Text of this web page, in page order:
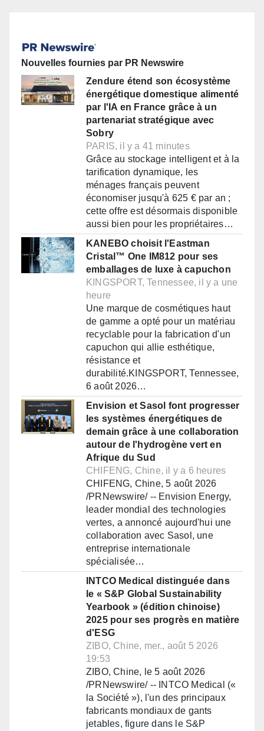
Nouvelles fournies par PR Newswire
Zendure étend son écosystème
énergétique domestique alimenté
par l'IA en France grâce à un
partenariat stratégique avec
Sobry
PARIS, il y a 41 minutes
Grâce au stockage intelligent et à la
tarification dynamique, les
ménages français peuvent
économiser jusqu'à 625 € par an ;
cette offre est désormais disponible
aussi bien pour les propriétaires…
KANEBO choisit l'Eastman
Cristal™ One IM812 pour ses
emballages de luxe à capuchon
KINGSPORT, Tennessee, il y a une
heure
Une marque de cosmétiques haut
de gamme a opté pour un matériau
recyclable pour la fabrication d'un
capuchon qui allie esthétique,
résistance et
durabilité.KINGSPORT, Tennessee,
6 août 2026…
Envision et Sasol font progresser
les systèmes énergétiques de
demain grâce à une collaboration
autour de l'hydrogène vert en
Afrique du Sud
CHIFENG, Chine, il y a 6 heures
CHIFENG, Chine, 5 août 2026
/PRNewswire/ -- Envision Energy,
leader mondial des technologies
vertes, a annoncé aujourd'hui une
collaboration avec Sasol, une
entreprise internationale
spécialisée…
INTCO Medical distinguée dans
le « S&P Global Sustainability
Yearbook » (édition chinoise)
2025 pour ses progrès en matière
d'ESG
ZIBO, Chine, mer., août 5 2026
19:53
ZIBO, Chine, le 5 août 2026
/PRNewswire/ -- INTCO Medical («
la Société »), l'un des principaux
fabricants mondiaux de gants
jetables, figure dans le S&P